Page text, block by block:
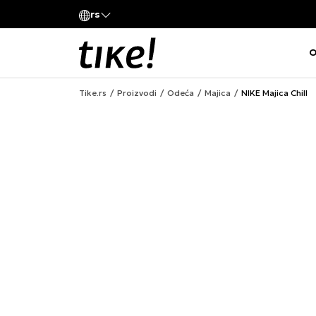
rs
Tike.rs Proizvodi Odeća Majica NIKE Majica Chill